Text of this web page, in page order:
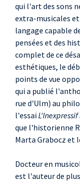
qui l'art des sons
extra-musicales et
langage capable
pensées et des
complet de ce
esthétiques, le
points de vue
qui a publié
rue d'Ulm) au
l'essai
que l'historienne
Marta Grabocz et
Docteur en
est l'auteur de